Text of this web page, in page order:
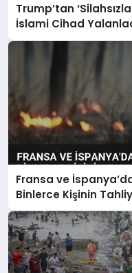
Trump’tan
İslami Cihad
Fransa ve
Binlerce Kişinin